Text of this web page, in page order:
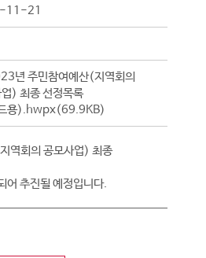
11-21
년 주민참여예산(지역회의
) 최종 선정목록
용).hwpx(69.9KB)
역회의 공모사업) 최종
추진될 예정입니다.